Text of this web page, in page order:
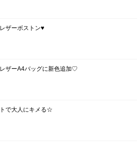
ザーボストン♥
ザーA4バッグに新色追加♡
で大人にキメる☆